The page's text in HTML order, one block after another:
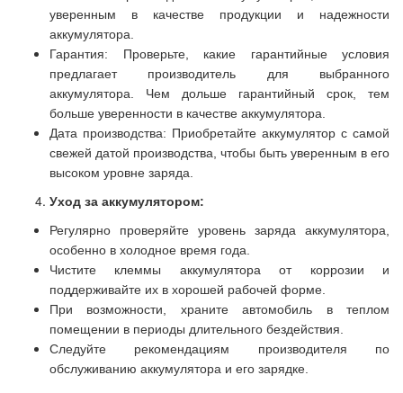
уверенным в качестве продукции и надежности
аккумулятора.
Гарантия: Проверьте, какие гарантийные условия
предлагает производитель для выбранного
аккумулятора. Чем дольше гарантийный срок, тем
больше уверенности в качестве аккумулятора.
Дата производства: Приобретайте аккумулятор с самой
свежей датой производства, чтобы быть уверенным в его
высоком уровне заряда.
Уход за аккумулятором:
Регулярно проверяйте уровень заряда аккумулятора,
особенно в холодное время года.
Чистите клеммы аккумулятора от коррозии и
поддерживайте их в хорошей рабочей форме.
При возможности, храните автомобиль в теплом
помещении в периоды длительного бездействия.
Следуйте рекомендациям производителя по
обслуживанию аккумулятора и его зарядке.